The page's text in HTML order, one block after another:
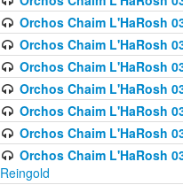
Orchos Chaim L'HaRosh
Orchos Chaim L'HaRosh
Orchos Chaim L'HaRosh
Orchos Chaim L'HaRosh
Orchos Chaim L'HaRosh
Orchos Chaim L'HaRosh
Orchos Chaim L'HaRosh
Reingold